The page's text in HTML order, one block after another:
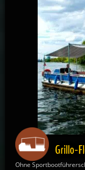
Grillo-
Ohne